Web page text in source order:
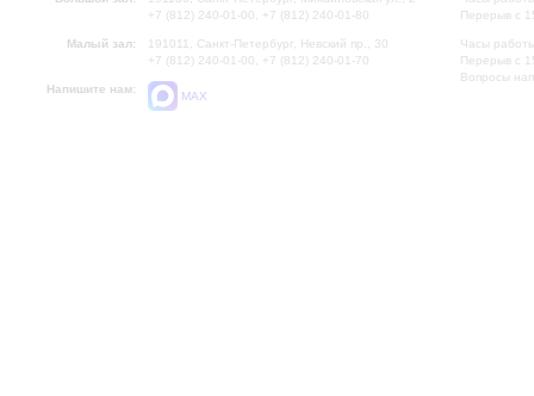
+7 (812) 240-01-00, +7 (812) 240-01-80
Малый зал:
191011, Санкт-Петербург, Невский пр., 30
+7 (812) 240-01-00, +7 (812) 240-01-70
Напишите нам:
MAX
Перерыв с
Часы
Перерыв с
Вопросы